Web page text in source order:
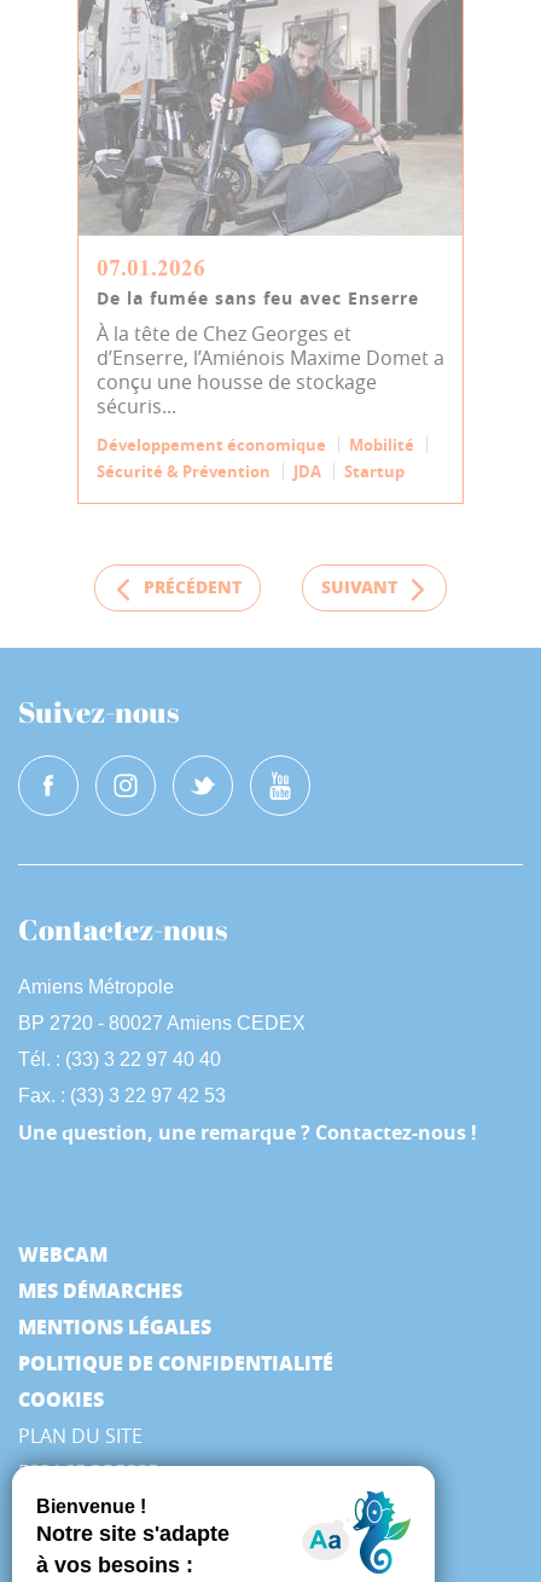
07.01.2026
De la fumée sans feu avec Enserre
À la tête de Chez Georges et
d’Enserre, l’Amiénois Maxime Domet a
conçu une housse de stockage
sécuris...
Développement économique
Mobilité
Sécurité & Prévention
JDA Startup
PRÉCÉDENT SUIVANT
Suivez-nous
Contactez-nous
Amiens Métropole
BP 2720 - 80027 Amiens CEDEX
Tél. : (33) 3 22 97 40 40
Fax. : (33) 3 22 97 42 53
Une question, une remarque ? Contactez-nous !
WEBCAM
MES DÉMARCHES
MENTIONS LÉGALES
POLITIQUE DE CONFIDENTIALITÉ
COOKIES
PLAN DU SITE
ESPACE PRESSE